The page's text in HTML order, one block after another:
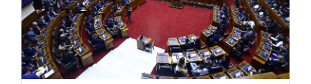
El parlamentario dijo que su propuesta plantea que el
empresario pueda tener la posibilidad de adquirir la
titularidad legal de la propiedad en forma permanente a
un valor preferente en los parques industriales a fin de